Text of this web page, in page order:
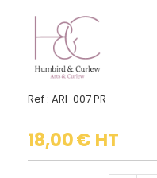
Ref : ARI-007 PR
18,00€ HT